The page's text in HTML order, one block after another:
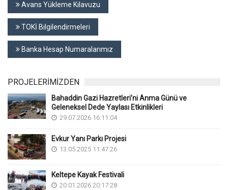
Avans Yükleme Kılavuzu
TOKİ Bilgilendirmeleri
Banka Hesap Numaralarımız
PROJELERİMİZDEN
Bahaddin Gazi Hazretleri’ni Anma Günü ve
Geleneksel Dede Yaylası Etkinlikleri
29.07.2026 16:11:04
Evkur Yanı Parkı Projesi
13.05.2025 11:47:26
Keltepe Kayak Festivali
20.01.2026 20:17:28